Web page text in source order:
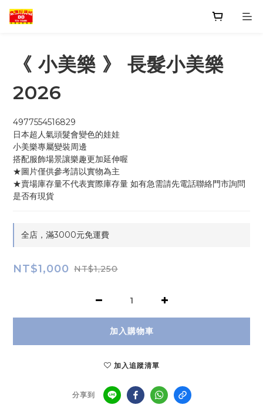
《 小美樂 》 長髮小美樂
2026
4977554516829
日本超人氣頭髮會變色的娃娃
小美樂專屬變裝周邊
搭配服飾場景讓樂趣更加延伸喔
★圖片僅供參考請以實物為主
★賣場庫存量不代表實際庫存量 如有急需請先電話聯絡門市詢問
是否有現貨
全店，滿3000元免運費
NT$1,000 NT$1,250
加入購物車
加入追蹤清單
分享到